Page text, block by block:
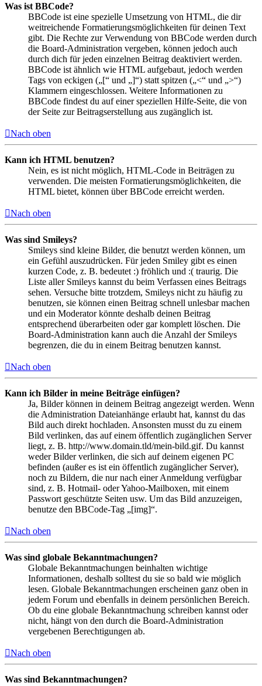
Was ist BBCode?
BBCode ist eine spezielle Umsetzung von HTML, die dir
weitreichende Formatierungsmöglichkeiten für deinen Text
gibt. Die Rechte zur Verwendung von BBCode werden durch
die Board-Administration vergeben, können jedoch auch
durch dich für jeden einzelnen Beitrag deaktiviert werden.
BBCode ist ähnlich wie HTML aufgebaut, jedoch werden
Tags von eckigen („[“ und „]“) statt spitzen („<“ und „>“)
Klammern eingeschlossen. Weitere Informationen zu
BBCode findest du auf einer speziellen Hilfe-Seite, die von
der Seite zur Beitragserstellung aus zugänglich ist.
Nach oben
Kann ich HTML benutzen?
Nein, es ist nicht möglich, HTML-Code in Beiträgen zu
verwenden. Die meisten Formatierungsmöglichkeiten, die
HTML bietet, können über BBCode erreicht werden.
Nach oben
Was sind Smileys?
Smileys sind kleine Bilder, die benutzt werden können, um
ein Gefühl auszudrücken. Für jeden Smiley gibt es einen
kurzen Code, z. B. bedeutet :) fröhlich und :( traurig. Die
Liste aller Smileys kannst du beim Verfassen eines Beitrags
sehen. Versuche bitte trotzdem, Smileys nicht zu häufig zu
benutzen, sie können einen Beitrag schnell unlesbar machen
und ein Moderator könnte deshalb deinen Beitrag
entsprechend überarbeiten oder gar komplett löschen. Die
Board-Administration kann auch die Anzahl der Smileys
begrenzen, die du in einem Beitrag benutzen kannst.
Nach oben
Kann ich Bilder in meine Beiträge einfügen?
Ja, Bilder können in deinem Beitrag angezeigt werden. Wenn
die Administration Dateianhänge erlaubt hat, kannst du das
Bild auch direkt hochladen. Ansonsten musst du zu einem
Bild verlinken, das auf einem öffentlich zugänglichen Server
liegt, z. B. http://www.domain.tld/mein-bild.gif. Du kannst
weder Bilder verlinken, die sich auf deinem eigenen PC
befinden (außer es ist ein öffentlich zugänglicher Server),
noch zu Bildern, die nur nach einer Anmeldung verfügbar
sind, z. B. Hotmail- oder Yahoo-Mailboxen, mit einem
Passwort geschützte Seiten usw. Um das Bild anzuzeigen,
benutze den BBCode-Tag „[img]“.
Nach oben
Was sind globale Bekanntmachungen?
Globale Bekanntmachungen beinhalten wichtige
Informationen, deshalb solltest du sie so bald wie möglich
lesen. Globale Bekanntmachungen erscheinen ganz oben in
jedem Forum und ebenfalls in deinem persönlichen Bereich.
Ob du eine globale Bekanntmachung schreiben kannst oder
nicht, hängt von den durch die Board-Administration
vergebenen Berechtigungen ab.
Nach oben
Was sind Bekanntmachungen?